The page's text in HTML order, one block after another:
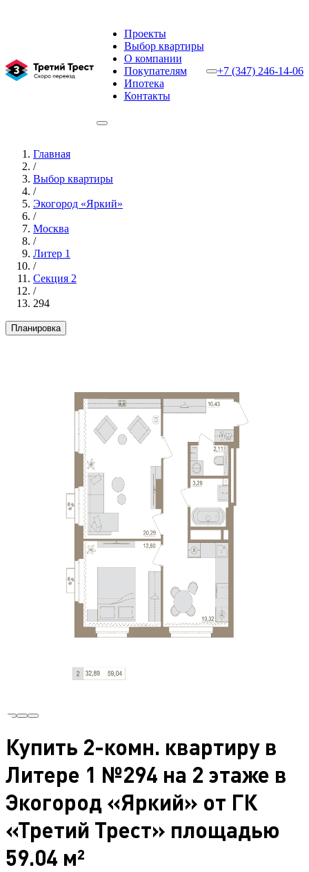
Проекты
Выбор квартиры
О компании
Покупателям
Ипотека
Контакты
+7 (347) 246-14-06
Главная
/
Выбор квартиры
/
Экогород «Яркий»
/
Москва
/
Литер 1
/
Секция 2
/
294
Планировка
Купить 2-комн. квартиру в
Литере 1 №294 на 2 этаже в
Экогород «Яркий» от ГК
«Третий Трест» площадью
59.04 м²